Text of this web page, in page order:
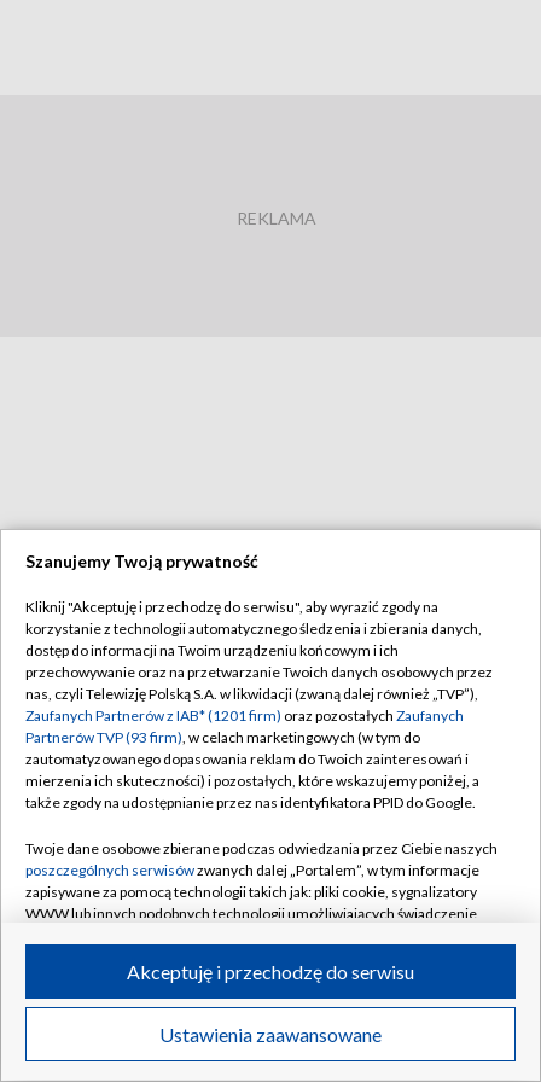
Szanujemy Twoją prywatność
Kliknij "Akceptuję i przechodzę do serwisu", aby wyrazić zgody na
korzystanie z technologii automatycznego śledzenia i zbierania danych,
dostęp do informacji na Twoim urządzeniu końcowym i ich
przechowywanie oraz na przetwarzanie Twoich danych osobowych przez
nas, czyli Telewizję Polską S.A. w likwidacji (zwaną dalej również „TVP”),
Zaufanych Partnerów z IAB* (1201 firm) oraz pozostałych Zaufanych
Partnerów TVP (93 firm), w celach marketingowych (w tym do
zautomatyzowanego dopasowania reklam do Twoich zainteresowań i
mierzenia ich skuteczności) i pozostałych, które wskazujemy poniżej, a
także zgody na udostępnianie przez nas identyfikatora PPID do Google.
Twoje dane osobowe zbierane podczas odwiedzania przez Ciebie naszych
poszczególnych serwisówzwanych dalej „Portalem”, w tym informacje
zapisywane za pomocą technologii takich jak: pliki cookie, sygnalizatory
WWW lub innych podobnych technologii umożliwiających świadczenie
ruchu w Internecie.
Twoje dane osobowe zbierane podczas odwiedzania przez Ciebie
poszczególnych serwisówna Portalu, takie jak adresy IP, identyfikatory
Ustawienia zaawansowane
Akceptuję i przechodzę do serwisu